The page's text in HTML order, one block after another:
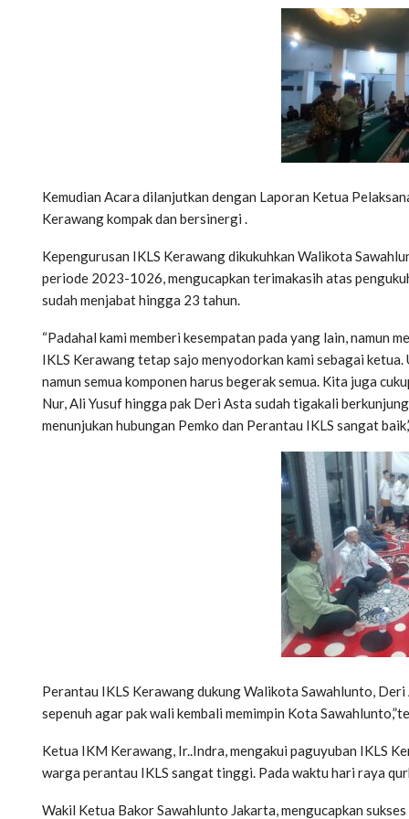
Kemudian Acara dilanjutkan dengan Laporan Ketua
Kerawang kompak dan bersinergi .
Kepengurusan IKLS Kerawang dikukuhkan Walikota
periode 2023-1026, mengucapkan terimakasih atas
sudah menjabat hingga 23 tahun.
“Padahal kami memberi kesempatan pada yang lain, namun
IKLS Kerawang tetap sajo menyodorkan kami sebagai
namun semua komponen harus begerak semua. Kita juga
Nur, Ali Yusuf hingga pak Deri Asta sudah tigakali
menunjukan hubungan Pemko dan Perantau IKLS sangat
Perantau IKLS Kerawang dukung Walikota Sawahlunto,
sepenuh agar pak wali kembali memimpin Kota
Ketua IKM Kerawang, Ir..Indra, mengakui paguyuban IKLS
warga perantau IKLS sangat tinggi. Pada waktu hari raya
Wakil Ketua Bakor Sawahlunto Jakarta, mengucapkan